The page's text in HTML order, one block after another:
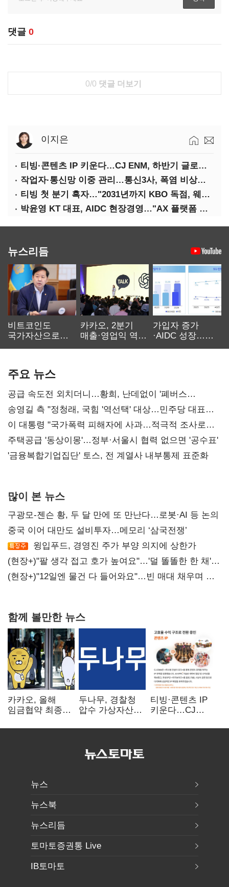
댓글 0
0/0 댓글 더보기
이지은
티빙·콘텐츠 IP 키운다…CJ ENM, 하반기 글로벌 확장 가속
작업자·통신망 이중 관리…통신3사, 폭염 비상대응 돌입
티빙 첫 분기 흑자…"2031년까지 KBO 독점, 웨이브 합병도 속도"
박윤영 KT 대표, AIDC 현장경영…"AX 플랫폼 핵심 인프라로 키운다"
뉴스리듬
비트코인도
국가자산으로…'
카카오, 2분기
매출·영업익 역대
가입자 증가
·AIDC 성장…
주요 뉴스
공급 속도전 외치더니…황희, 난데없이 '폐버스
리모델링' 제안
송영길 측 "정청래, 국힘 '역선택' 대상…민주당 대표로
총선 지휘 못해"
이 대통령 "국가폭력 피해자에 사과…적극적 조사로
진실 밝혀야"
주택공급 '동상이몽'…정부·서울시 협력 없으면 '공수표'
'금융복합기업집단' 토스, 전 계열사 내부통제 표준화
많이 본 뉴스
구광모-젠슨 황, 두 달 만에 또 만난다…로봇·AI 등 논의
중국 이어 대만도 설비투자…메모리 ‘삼국전쟁’
윙입푸드, 경영진 주가 부양 의지에 상한가
(현장+)"팔 생각 접고 호가 높여요"…'덜 똘똘한 한 채'
20억 키맞추기
(현장+)"12일엔 물건 다 들어와요"…빈 매대 채우며 문
함께 볼만한 뉴스
카카오, 올해
임금협약 최종
인상·격려금
두나무, 경찰청
압수 가상자산
커스터디 사업
티빙·콘텐츠 IP
키운다…CJ
글로벌 확장 가속
뉴스
뉴스북
뉴스리듬
토마토증권통 Live
IB토마토